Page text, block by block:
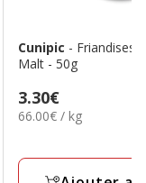
Cunipic - Friandises Alpha Pro
Malt - 50g
Prix
3.30€
3.30€
66.00€
66.00€ / kg